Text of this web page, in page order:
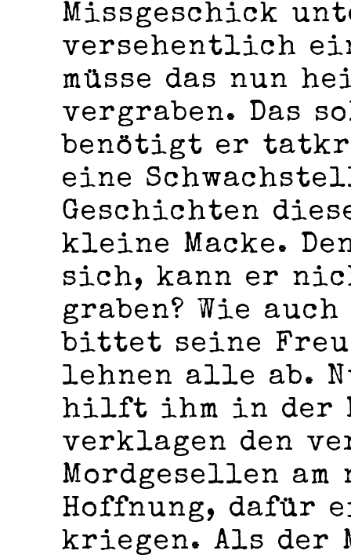
Missgeschick
versehentlich
müsse das nun
vergraben. Das
benötigt er
eine
Geschichten
kleine Macke.
sich, kann er
graben? Wie
bittet seine
lehnen alle ab.
hilft ihm in der
verklagen den
Mordgesellen
Hoffnung, dafür
kriegen. Als der